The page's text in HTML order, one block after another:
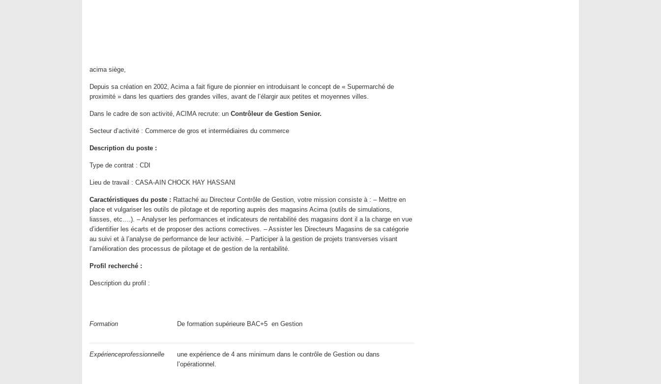
acima siège,
Depuis sa création en 2002, Acima a fait figure de pionnier en introduisant le concept de « Supermarché de
proximité » dans les quartiers des grandes villes, avant de l’élargir aux petites et moyennes villes.
Dans le cadre de son activité, ACIMA recrute: un Contrôleur de Gestion Senior.
Secteur d’activité : Commerce de gros et intermédiaires du commerce
Description du poste :
Type de contrat : CDI
Lieu de travail : CASA-AIN CHOCK HAY HASSANI
Caractéristiques du poste : Rattaché au Directeur Contrôle de Gestion, votre mission consiste à : – Mettre en
place et vulgariser les outils de pilotage et de reporting auprès des magasins Acima (outils de simulations,
liasses, etc….). – Analyser les performances et indicateurs de rentabilité des magasins dont il a la charge en vue
d’identifier les écarts et de proposer des actions correctives. – Assister les Directeurs Magasins de sa catégorie
au suivi et à l’analyse de performance de leur activité. – Participer à la gestion de projets transverses visant
l’amélioration des processus de pilotage et de gestion de la rentabilité.
Profil recherché :
Description du profil :
Formation De formation supérieure BAC+5 en Gestion
Expérienceprofessionnelle
une expérience de 4 ans minimum dans le contrôle de Gestion ou dans
l’opérationnel.